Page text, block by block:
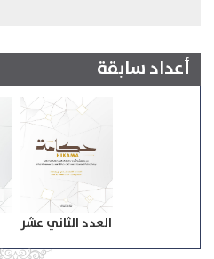
أعداد سابقة
العدد الثاني عشر